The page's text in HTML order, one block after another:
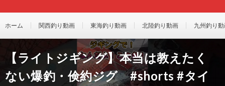
ホーム 関西釣り動画 東海釣り動画 北陸釣り動画 九州釣り
【ライトジギング】本当は教えたく
ない爆釣・倹約ジグ #shorts #タイ